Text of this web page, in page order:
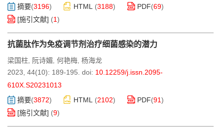
摘要(3196) HTML (3188) PDF(69)
[施引文献] (1)
抗菌肽作为免疫调节剂治疗细菌感染的潜力
梁国柱, 阮诗媚, 何艳梅, 杨海龙
2023, 44(10): 189-195. doi: 10.12259/j.issn.2095-
610X.S20231013
摘要(3872) HTML (2102) PDF(91)
[施引文献] (9)